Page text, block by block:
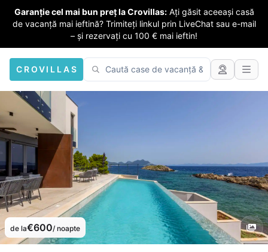
Garanție cel mai bun preț la Crovillas: Ați găsit aceeași casă
de vacanță mai ieftină? Trimiteți linkul prin LiveChat sau e-mail
– și rezervați cu 100 € mai ieftin!
CROVILLAS
de la€600/ noapte